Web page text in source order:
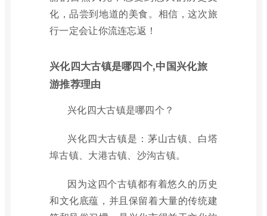
化，品尝到地道的美食。相信，这次旅
行一定会让你流连忘返！
兴化四大古镇是哪四个,中国兴化旅
游推荐理由
兴化四大古镇是哪四个？
兴化四大古镇是：茅山古镇、白塔
埠古镇、大港古镇、沙沟古镇。
因为这四个古镇都有着悠久的历史
和文化底蕴，并且保留着大量的传统建